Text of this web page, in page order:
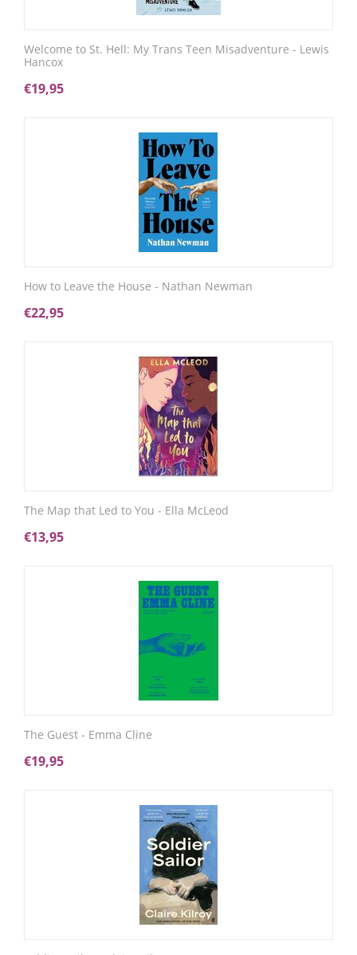
Welcome to St. Hell: My Trans Teen Misadventure - Lewis
Hancox
€19,95
How to Leave the House - Nathan Newman
€22,95
The Map that Led to You - Ella McLeod
€13,95
The Guest - Emma Cline
€19,95